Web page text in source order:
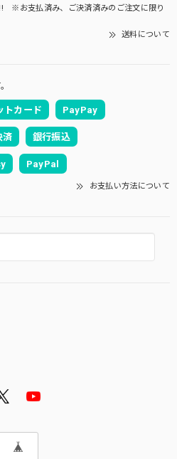
※お支払済み、ご決済済みのご注文に限り
送料について
トカード PayPay
済 銀行振込
PayPal
お支払い方法について